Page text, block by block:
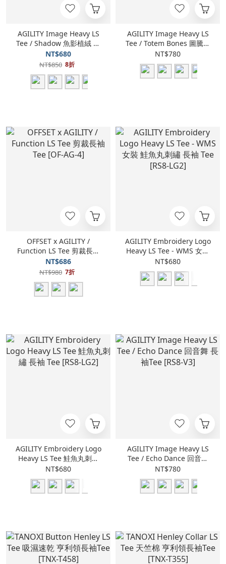
AGILITY Image Heavy LS
Tee / Shadow 魚影植絨 長
袖Tee [RS2-SW]
NT$680
NT$850 8折
AGILITY Image Heavy LS
Tee / Totem Bones 圖騰魚
骨 長袖Tee [RS8-V1]
NT$780
OFFSET x AGILITY /
Function LS Tee 剪裁長袖
Tee [OF-AG-4]
NT$686
NT$980 7折
AGILITY Embroidery Logo
Heavy LS Tee - WMS 女裝
鮭魚丸刺繡 長袖 Tee [RS8-
LG2]
NT$680
AGILITY Embroidery Logo
Heavy LS Tee 鮭魚丸刺繡
長袖 Tee [RS8-LG2]
NT$680
AGILITY Image Heavy LS
Tee / Echo Dance 回音舞
長袖Tee [RS8-V3]
NT$780